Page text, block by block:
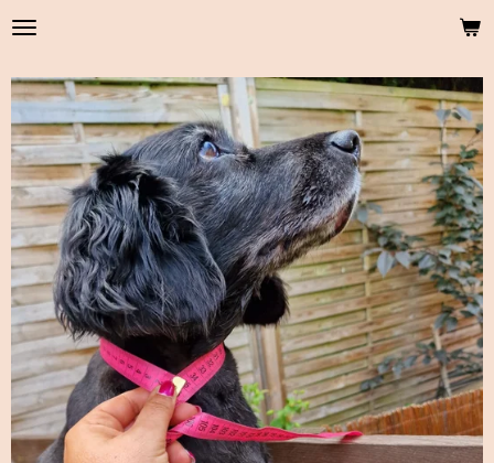
Zum
Hauptinhalt